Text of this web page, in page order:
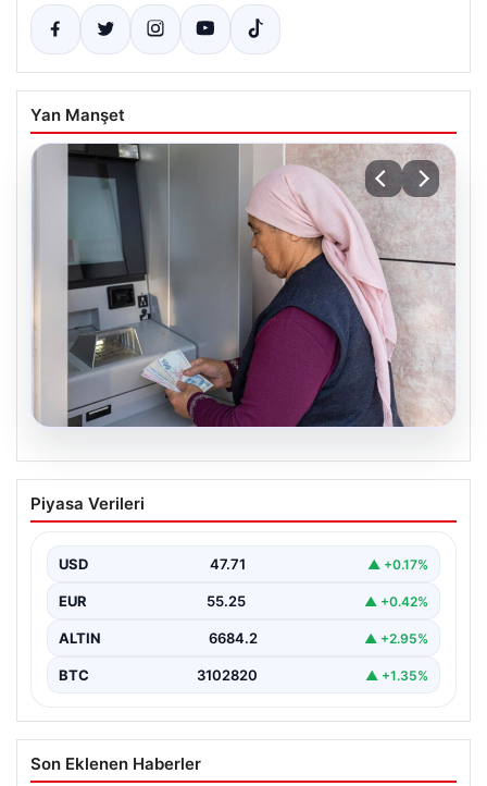
Yan Manşet
06.08.2026
Emekli maaşı ödemeleri ne zaman
yatacak? SGK, Bağ-Kur, Emekli Sandığı
Piyasa Verileri
USD 47.71 ▲ +0.17%
EUR 55.25 ▲ +0.42%
ALTIN 6684.2 ▲ +2.95%
BTC 3102820 ▲ +1.35%
Son Eklenen Haberler